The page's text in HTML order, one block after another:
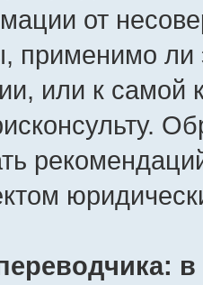
от
применимо ли
или к самой